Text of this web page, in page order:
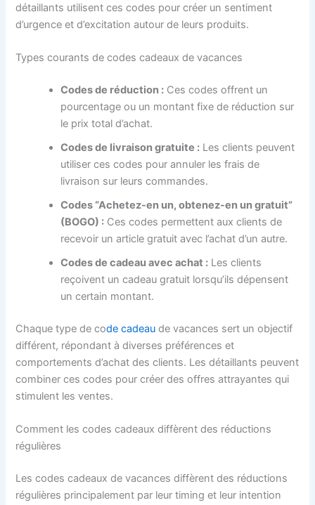
détaillants utilisent ces codes pour créer un sentiment
d’urgence et d’excitation autour de leurs produits.
Types courants de codes cadeaux de vacances
Codes de réduction : Ces codes offrent un
pourcentage ou un montant fixe de réduction sur
le prix total d’achat.
Codes de livraison gratuite : Les clients peuvent
utiliser ces codes pour annuler les frais de
livraison sur leurs commandes.
Codes “Achetez-en un, obtenez-en un gratuit”
(BOGO) : Ces codes permettent aux clients de
recevoir un article gratuit avec l’achat d’un autre.
Codes de cadeau avec achat : Les clients
reçoivent un cadeau gratuit lorsqu’ils dépensent
un certain montant.
Chaque type de code cadeau de vacances sert un objectif
différent, répondant à diverses préférences et
comportements d’achat des clients. Les détaillants peuvent
combiner ces codes pour créer des offres attrayantes qui
stimulent les ventes.
Comment les codes cadeaux diffèrent des réductions
régulières
Les codes cadeaux de vacances diffèrent des réductions
régulières principalement par leur timing et leur intention